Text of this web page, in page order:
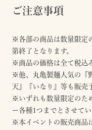
ご注意事項
※各部の商品は数量限定
第終了となります。
※商品の価格は全て税込
※他、丸亀製麺人気の『
天』『いなり』等も販売
※いずれも数量限定のた
ー各種1つまでとさせてい
※本イベントの販売商品